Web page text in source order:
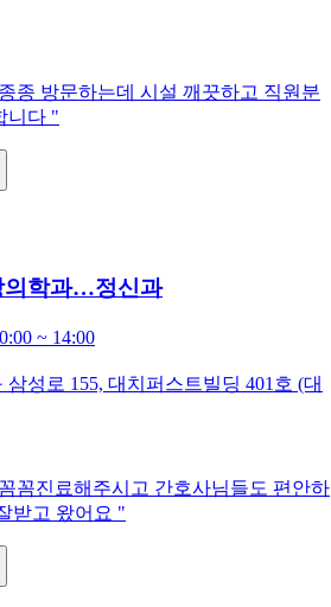
종 방문하는데 시설 깨끗하고 직원분
니다 "
의학과…정신과
~ 14:00
성로 155, 대치퍼스트빌딩 401호 (대
꼼진료해주시고 간호사님들도 편안하
받고 왔어요 "